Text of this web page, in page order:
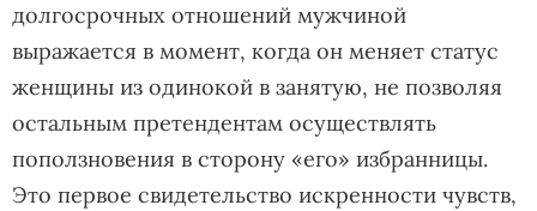
долгосрочных отношений мужчиной
выражается в момент, когда он меняет статус
женщины из одинокой в занятую, не позволяя
остальным претендентам осуществлять
поползновения в сторону «его» избранницы.
Это первое свидетельство искренности чувств,